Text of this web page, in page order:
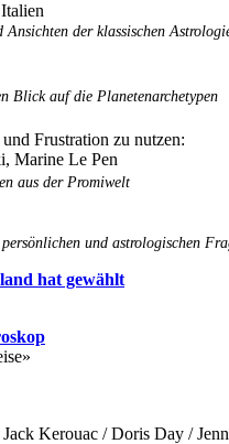
der klassischen
Blick auf die Planetenarchetypen
Frustration zu nutzen:
Marine Le Pen
aus der Promiwelt
und astrologischen
hat gewählt
Kerouac / Doris Day /